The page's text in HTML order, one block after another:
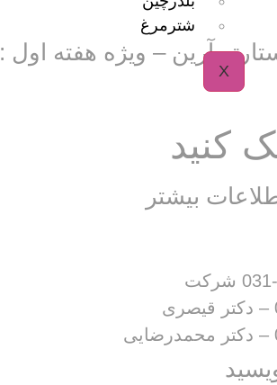
شترمرغ
X
آرین – ویژه هفته اول :
کنید
بیشتر
شرکت